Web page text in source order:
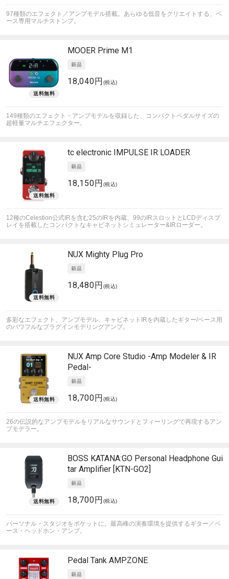
97種類のエフェクト／アンプモデル搭載。あらゆる低音をクリエイトする、ベ
ース専用マルチストンプ。
MOOER Prime M1
18,040円 (税込)
149種類のエフェクト・アンプモデルを収録した、コンパクトペダルサイズの
超軽量マルチエフェクター。
tc electronic IMPULSE IR LOADER
18,150円 (税込)
12種のCelestion公式IRを含む25のIRを内蔵、99のIRスロットとLCDディスプ
レイを搭載したコンパクトなキャビネットシミュレーター&IRローダー。
NUX Mighty Plug Pro
18,480円 (税込)
多彩なエフェクト、アンプモデル、キャビネットIRを内蔵したギター/ベース用
のパワフルなプラグインモデリングアンプ。
NUX Amp Core Studio -Amp Modeler & IR
Pedal-
18,700円 (税込)
26の伝説的なアンプモデルをリアルなサウンドとフィーリングで再現するアン
プモデラー。
BOSS KATANA:GO Personal Headphone Gui
tar Amplifier [KTN-GO2]
18,700円 (税込)
パーソナル・スタジオをポケットに。最高峰の演奏環境を提供するギター／ベ
ース・ヘッドホン・アンプ。
Pedal Tank AMPZONE